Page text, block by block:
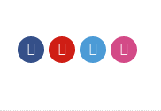
FacebookYoutubeTwitter